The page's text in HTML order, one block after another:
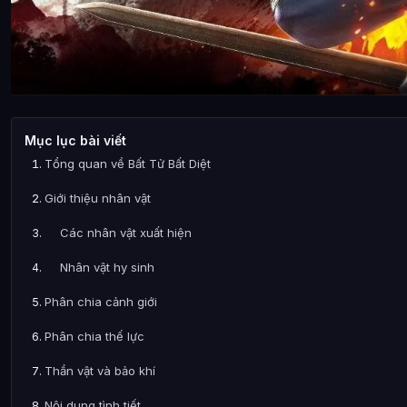
Mục lục bài viết
Tổng quan về Bất Tử Bất Diệt
Giới thiệu nhân vật
Các nhân vật xuất hiện
Nhân vật hy sinh
Phân chia cảnh giới
Phân chia thế lực
Thần vật và bảo khí